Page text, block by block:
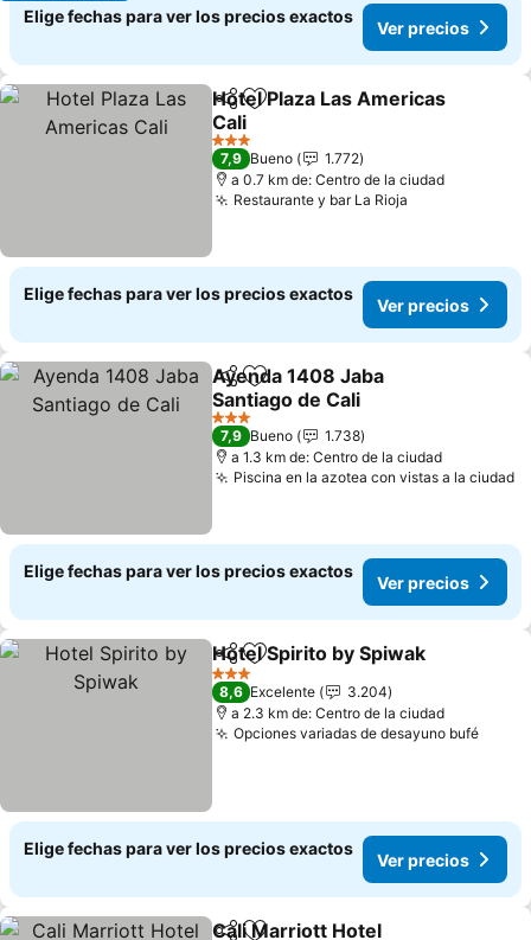
Elige fechas para ver los precios exactos
Ver precios
CompartirAgregar a favoritos
Hotel Plaza Las Americas
Cali
3 Estrellas
7,9 Bueno
1.772
a 0.7 km de: Centro de la ciudad
Restaurante y bar La Rioja
Elige fechas para ver los precios exactos
Ver precios
CompartirAgregar a favoritos
Ayenda 1408 Jaba
Santiago de Cali
3 Estrellas
7,9 Bueno
1.738
a 1.3 km de: Centro de la ciudad
Piscina en la azotea con vistas a la ciudad
Elige fechas para ver los precios exactos
Ver precios
CompartirAgregar a favoritos
Hotel Spirito by Spiwak
3 Estrellas
8,6 Excelente
3.204
a 2.3 km de: Centro de la ciudad
Opciones variadas de desayuno bufé
Elige fechas para ver los precios exactos
Ver precios
Cali Marriott Hotel